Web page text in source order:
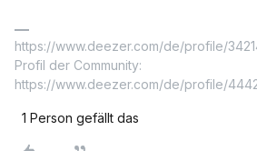
https://www.deezer.com/de/profile/
Profil der Community:
https://www.deezer.com/de/profile/
1 Person gefällt das